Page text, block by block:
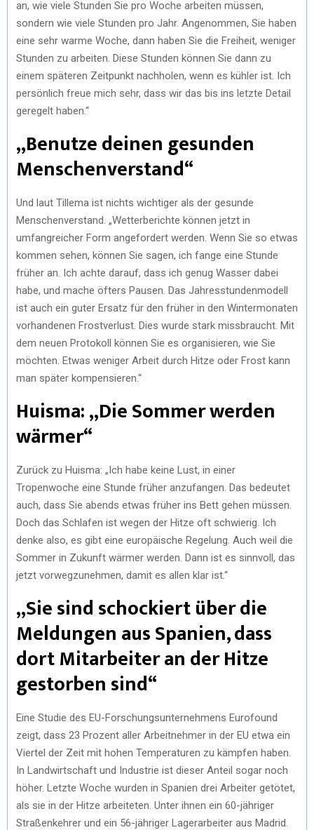
an, wie viele Stunden Sie pro Woche arbeiten müssen,
sondern wie viele Stunden pro Jahr. Angenommen, Sie haben
eine sehr warme Woche, dann haben Sie die Freiheit, weniger
Stunden zu arbeiten. Diese Stunden können Sie dann zu
einem späteren Zeitpunkt nachholen, wenn es kühler ist. Ich
persönlich freue mich sehr, dass wir das bis ins letzte Detail
geregelt haben.“
„Benutze deinen gesunden
Menschenverstand“
Und laut Tillema ist nichts wichtiger als der gesunde
Menschenverstand. „Wetterberichte können jetzt in
umfangreicher Form angefordert werden. Wenn Sie so etwas
kommen sehen, können Sie sagen, ich fange eine Stunde
früher an. Ich achte darauf, dass ich genug Wasser dabei
habe, und mache öfters Pausen. Das Jahresstundenmodell
ist auch ein guter Ersatz für den früher in den Wintermonaten
vorhandenen Frostverlust. Dies wurde stark missbraucht. Mit
dem neuen Protokoll können Sie es organisieren, wie Sie
möchten. Etwas weniger Arbeit durch Hitze oder Frost kann
man später kompensieren.“
Huisma: „Die Sommer werden
wärmer“
Zurück zu Huisma: „Ich habe keine Lust, in einer
Tropenwoche eine Stunde früher anzufangen. Das bedeutet
auch, dass Sie abends etwas früher ins Bett gehen müssen.
Doch das Schlafen ist wegen der Hitze oft schwierig. Ich
denke also, es gibt eine europäische Regelung. Auch weil die
Sommer in Zukunft wärmer werden. Dann ist es sinnvoll, das
jetzt vorwegzunehmen, damit es allen klar ist.“
„Sie sind schockiert über die
Meldungen aus Spanien, dass
dort Mitarbeiter an der Hitze
gestorben sind“
Eine Studie des EU-Forschungsunternehmens Eurofound
zeigt, dass 23 Prozent aller Arbeitnehmer in der EU etwa ein
Viertel der Zeit mit hohen Temperaturen zu kämpfen haben.
In Landwirtschaft und Industrie ist dieser Anteil sogar noch
höher. Letzte Woche wurden in Spanien drei Arbeiter getötet,
als sie in der Hitze arbeiteten. Unter ihnen ein 60-jähriger
Straßenkehrer und ein 56-jähriger Lagerarbeiter aus Madrid.